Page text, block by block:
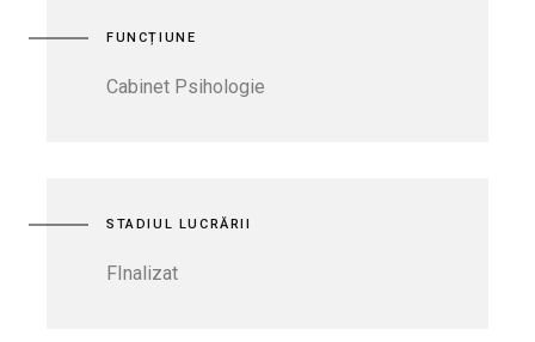
FUNCȚIUNE
Cabinet Psihologie
STADIUL LUCRĂRII
FInalizat